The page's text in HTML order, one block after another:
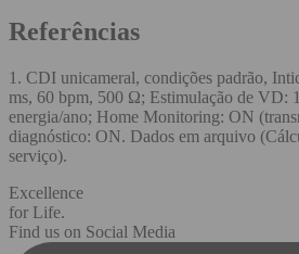
Referências
1. CDI unicameral, condições padrão,
ms, 60 bpm, 500 Ω; Estimulação de VD:
energia/ano; Home Monitoring: ON
diagnóstico: ON. Dados em arquivo
serviço).
Excellence
for Life.
Find us on Social Media